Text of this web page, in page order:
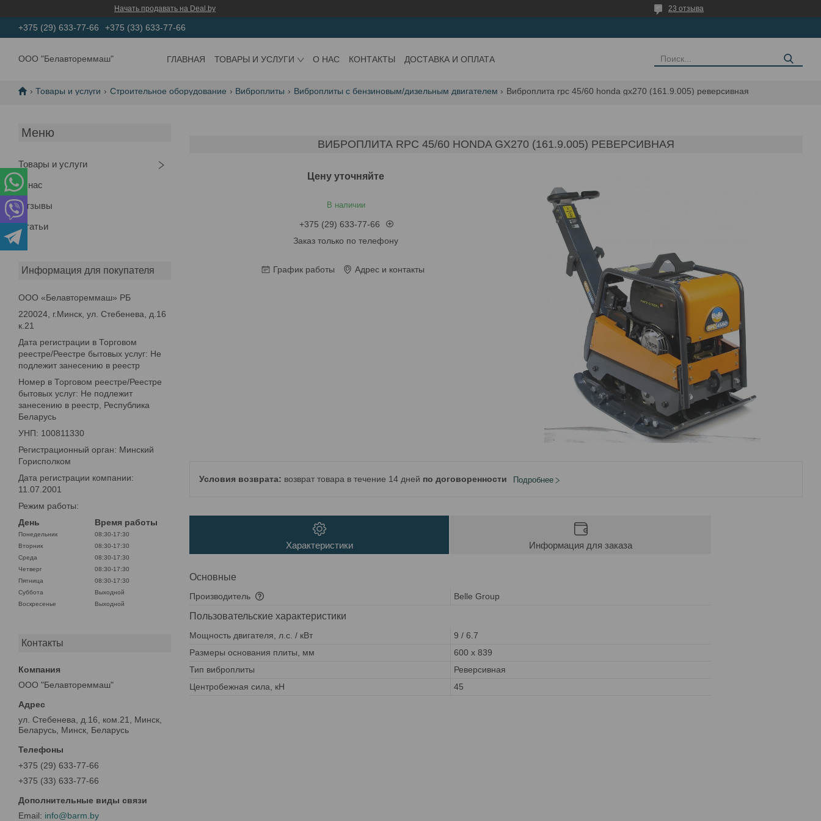
Начать продавать на Deal.by 23 отзыва
+375 (29) 633-77-66 +375 (33) 633-77-66
ООО "Белавтореммаш" ГЛАВНАЯ ТОВАРЫ И УСЛУГИ О НАС КОНТАКТЫ ДОСТАВКА И ОПЛАТА
Товары и услуги Строительное оборудование Виброплиты Виброплиты с бензиновым/дизельным двигателем Виброплита rpc 45/60 honda gx270 (161.9.005) реверсивная
Товары и услуги
О нас
Отзывы
Статьи
Информация для покупателя
ООО «Белавтореммаш» РБ
220024, г.Минск, ул. Стебенева, д.16
к.21
Дата регистрации в Торговом
реестре/Реестре бытовых услуг: Не
подлежит занесению в реестр
Номер в Торговом реестре/Реестре
бытовых услуг: Не подлежит
занесению в реестр, Республика
Беларусь
УНП: 100811330
Регистрационный орган: Минский
Горисполком
Дата регистрации компании:
11.07.2001
Режим работы:
День
Время работы
Понедельник
08:30-17:30
Вторник
08:30-17:30
Среда
08:30-17:30
Четверг
08:30-17:30
Пятница
08:30-17:30
Суббота
Выходной
Воскресенье
Выходной
Контакты
ООО "Белавтореммаш"
ул. Стебенева, д.16, ком.21, Минск,
Беларусь, Минск, Беларусь
+375 (29) 633-77-66
+375 (33) 633-77-66
info@barm.by
ВИБРОПЛИТА RPC 45/60 HONDA GX270 (161.9.005) РЕВЕРСИВНАЯ
Цену уточняйте
В наличии
+375 (29) 633-77-66
Заказ только по телефону
График работы Адрес и контакты
возврат товара в течение 14 дней по договоренности Подробнее
Характеристики Информация для заказа
Основные
Производитель Belle Group
Пользовательские характеристики
Мощность двигателя, л.с. / кВт
9 / 6.7
Размеры основания плиты, мм
600 x 839
Тип виброплиты
Реверсивная
Центробежная сила, кН
45